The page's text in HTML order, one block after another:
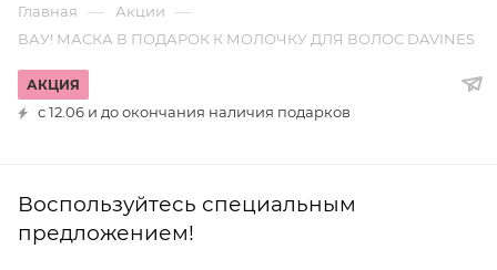
Главная — Акции —
ВАУ! МАСКА В ПОДАРОК К МОЛОЧКУ ДЛЯ ВОЛОС DAVINES
АКЦИЯ
с 12.06 и до окончания наличия подарков
Воспользуйтесь специальным
предложением!